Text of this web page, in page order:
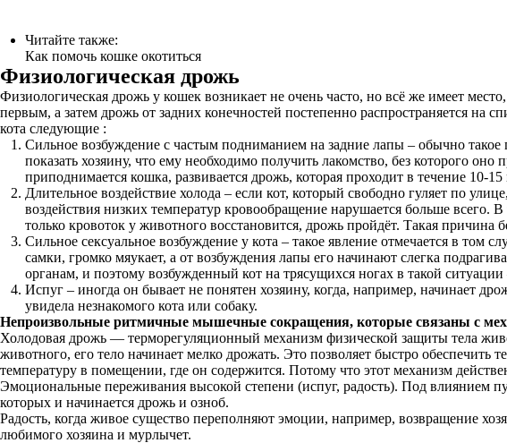
Читайте также:
Как помочь кошке окотиться
Физиологическая дрожь
Физиологическая дрожь у кошек возникает не очень часто, но всё же имеет
первым, а затем дрожь от задних конечностей постепенно распространяется
кота следующие :
Сильное возбуждение с частым подниманием на задние лапы – обычно такое
показать хозяину, что ему необходимо получить лакомство, без которого
приподнимается кошка, развивается дрожь, которая проходит в течение 10-
Длительное воздействие холода – если кот, который свободно гуляет по
воздействия низких температур кровообращение нарушается больше
только кровоток у животного восстановится, дрожь пройдёт. Такая причина
Сильное сексуальное возбуждение у кота – такое явление отмечается в
самки, громко мяукает, а от возбуждения лапы его начинают слегка
органам, и поэтому возбужденный кот на трясущихся ногах в такой
Испуг – иногда он бывает не понятен хозяину, когда, например, начинает
увидела незнакомого кота или собаку.
Непроизвольные ритмичные мышечные сокращения, которые связаны с
Холодовая дрожь — терморегуляционный механизм физической защиты тела
животного, его тело начинает мелко дрожать. Это позволяет быстро
температуру в помещении, где он содержится. Потому что этот механизм
Эмоциональные переживания высокой степени (испуг, радость). Под влиянием
которых и начинается дрожь и озноб.
Радость, когда живое существо переполняют эмоции, например, возвращение
любимого хозяина и мурлычет.